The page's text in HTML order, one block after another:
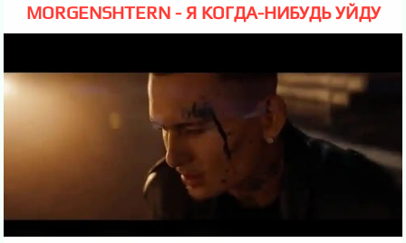
MORGENSHTERN - Я КОГДА-НИБУДЬ УЙДУ